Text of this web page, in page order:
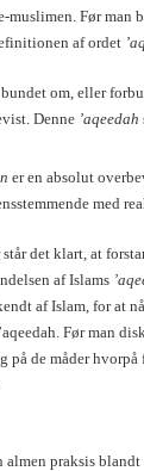
Før man
af ordet
om, eller
Denne ’aqeedah
er en absolut
med
det klart, at
af Islams
af Islam, for at
Før man
på de måder
almen praksis